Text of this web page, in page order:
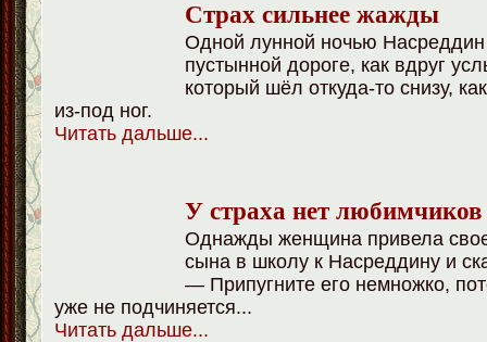
Страх сильнее жажды
Одной лунной ночью
пустынной дороге, как вдруг
который шёл откуда-то снизу,
из-под ног.
Читать дальше...
У страха нет любимчиков
Однажды женщина привела
сына в школу к Насреддину и
— Припугните его немножко,
уже не подчиняется...
Читать дальше...